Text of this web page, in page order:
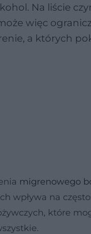
Na liście
więc
a których
migrenowego
wpływa na
które